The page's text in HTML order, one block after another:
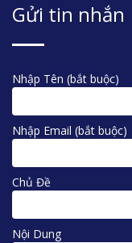
Gửi tin nhắn
Nhập Tên (bắt buộc)
Nhập Email (bắt buộc)
Chủ Đề
Nội Dung